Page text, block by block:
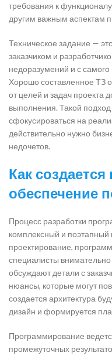
требования к
другим важным аспектам
Техническое задание —
заказчиком и
недоразумений и с самого
Хорошо составленное ТЗ
от целей и задач проекта
выполнения. Такой
сфокусироваться на
действительно нужно
недочетов.
Как
обеспечение
Процесс разработки
комплексный и поэтапный
проектирование,
специалисты
обсуждают детали с
нюансы, которые могут
создается архитектура
дизайн и формируется
Программирование
промежуточных